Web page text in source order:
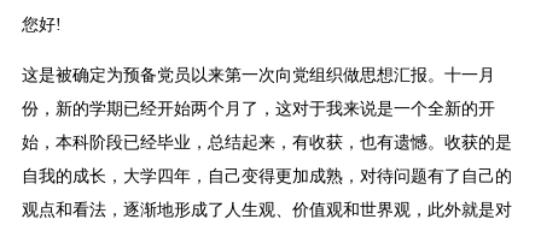
您好!
这是被确定为预备党员以来第一次向党组织做思想汇报。十一月
份，新的学期已经开始两个月了，这对于我来说是一个全新的开
始，本科阶段已经毕业，总结起来，有收获，也有遗憾。收获的是
自我的成长，大学四年，自己变得更加成熟，对待问题有了自己的
观点和看法，逐渐地形成了人生观、价值观和世界观，此外就是对